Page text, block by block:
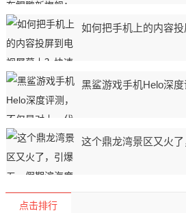
如何把手机上的内容
黑鲨游戏手机Helo深
这个鼎龙湾景区又火
点击排行